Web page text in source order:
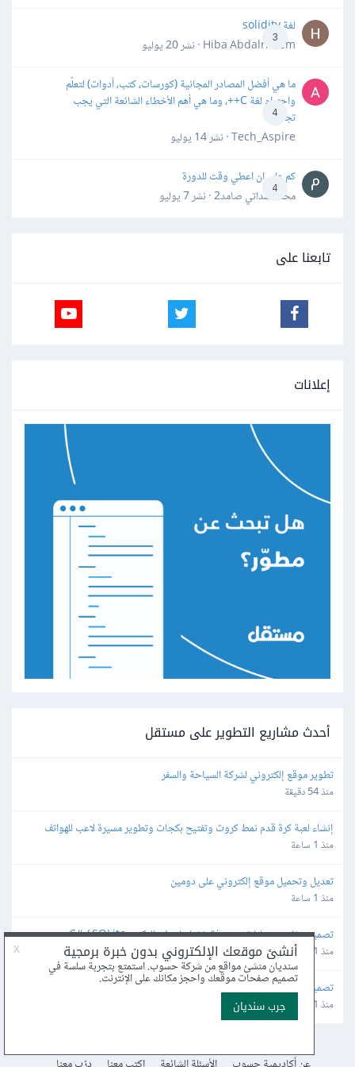
3
لغة solidity
Hiba Abdalrheem · نشر
20 يوليو
4
ما هي أفضل المصادر المجانية (كورسات، كتب، أدوات) لتعلّم
واحترام لغة C++، وما هي أهم الأخطاء الشائعة التي يجب
تجنبها؟
Tech_Aspire · نشر
14 يوليو
4
كم علي ان اعطي وقت للدورة
محمد سداتي صامد2 · نشر
7 يوليو
تابعنا على
إعلانات
أحدث مشاريع التطوير على مستقل
تطوير موقع إلكتروني لشركة السياحة والسفر
منذ 54 دقيقة
إنشاء لعبة كرة قدم نمط كروت وتفتيح بكجات وتطوير مسيرة لاعب للهواتف
منذ 1 ساعة
تعديل وتحميل موقع إلكتروني على دومين
منذ 1 ساعة
تصميم برنامج حسابات وصيرفة خفيف لسطح المكتب C# / SQLite
منذ 1 ساعة
تصميم قرية كاملة للعبة موبايل 2D Isometric Fantasy
منذ 1 ساعة